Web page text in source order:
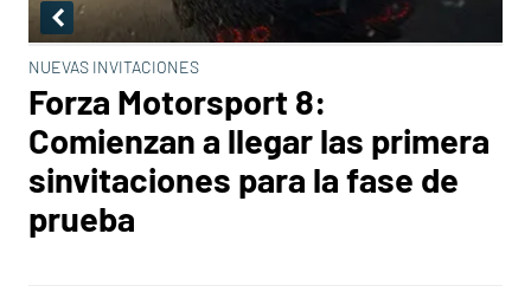
NUEVAS INVITACIONES
Forza Motorsport 8:
Comienzan a llegar las primera
sinvitaciones para la fase de
prueba